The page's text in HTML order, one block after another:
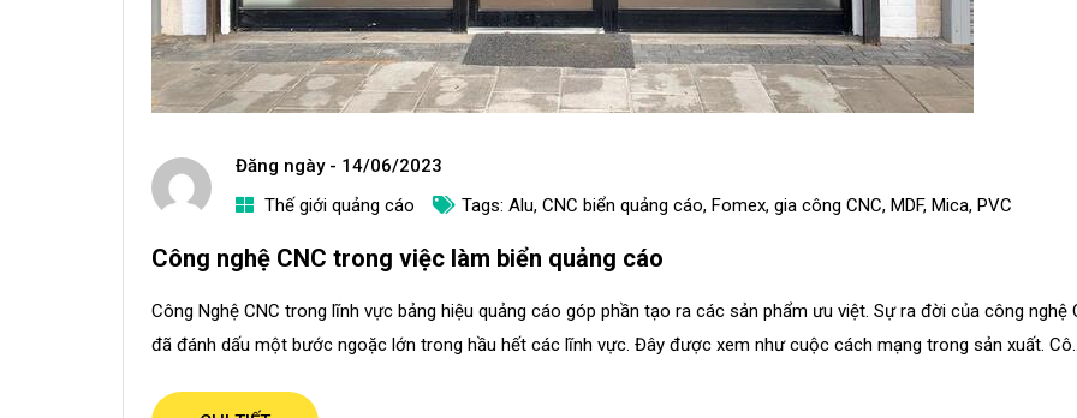
Đăng ngày - 14/06/2023
d
m
i
Thế giới quảng cáo Tags: Alu, CNC biển quảng cáo, Fomex, gia công CNC, MDF, Mica, PVC
Công nghệ CNC trong việc làm biển quảng cáo
Công Nghệ CNC trong lĩnh vực bảng hiệu quảng cáo góp phần tạo ra các sản phẩm ưu việt. Sự ra đời của công nghệ
đã đánh dấu một bước ngoặc lớn trong hầu hết các lĩnh vực. Đây được xem như cuộc cách mạng trong sản xuất.